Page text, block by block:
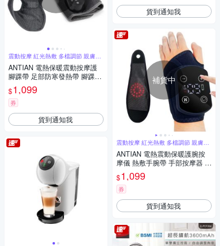
震動按摩 紅光熱敷 多檔調節 親膚布
料
ANTIAN 電熱保暖震動按摩護
腳踝帶 足部防寒發熱帶 腳踝按
摩儀 加熱護腳套 腳踝保暖神器
(非醫療使用)
$1,099
券
貨到通知我
貨到通知我
補貨中
震動按摩 紅光熱敷 多檔調節 親膚布
料
ANTIAN 電熱震動保暖護腕按
摩儀 熱敷手腕帶 手部按摩器 腱
鞘加熱護腕帶 冬季防寒發熱帶
$1,099
券
貨到通知我